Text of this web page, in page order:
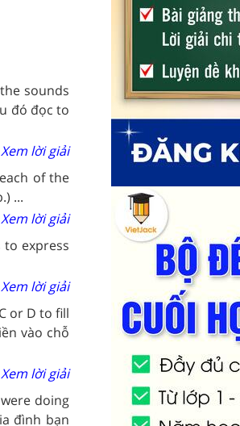
sounds
đó đọc to
Xem lời giải
of the
...
Xem lời giải
to express
Xem lời giải
or D to fill
vào chỗ
Xem lời giải
doing
đình bạn